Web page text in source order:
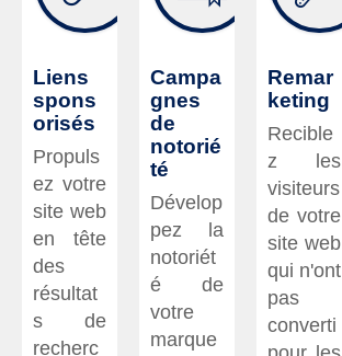
Liens
spons
orisés
Propuls
ez votre
site web
en tête
des
résultat
s de
recherc
Campa
gnes
de
notorié
té
Dévelop
pez la
notoriét
é de
votre
marque
Remar
keting
Recible
z les
visiteurs
de votre
site web
qui n'ont
pas
converti